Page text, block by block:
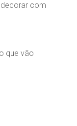
com
que vão